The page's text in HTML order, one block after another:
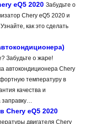
eQ5 2020 Забудьте о
Chery eQ5 2020 и
как это сделать
Забудьте о жаре!
автокондиционера Chery
температуру в
качества и
заправку…
Chery eQ5 2020
двигателя Chery